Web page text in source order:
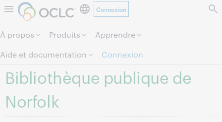
Aller au contenu de la page.
Connexion
À propos Produits
Apprendre
Aide et documentation
Connexion
Bibliothèque publique de
Norfolk